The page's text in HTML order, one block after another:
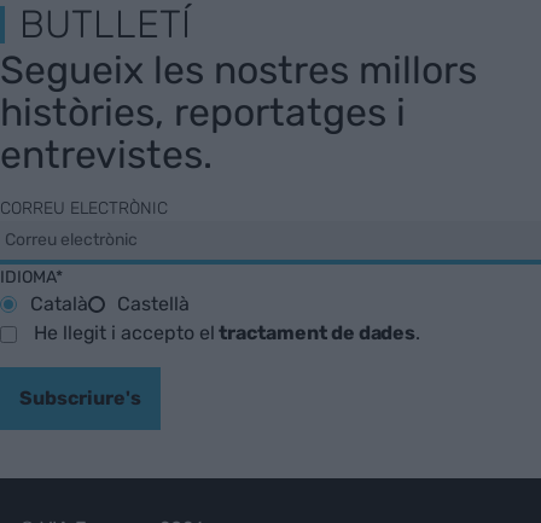
BUTLLETÍ
Segueix les nostres millors
històries, reportatges i
entrevistes.
CORREU ELECTRÒNIC
IDIOMA*
Català
Castellà
He llegit i accepto eltractament de dades.
Subscriure's